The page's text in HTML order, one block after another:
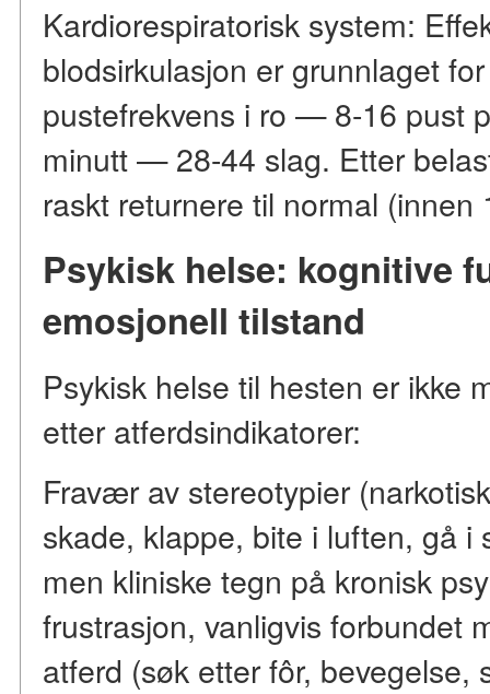
Kardiorespiratorisk system:
blodsirkulasjon er grunnlaget
pustefrekvens i ro — 8-16 pust
minutt — 28-44 slag. Etter
raskt returnere til normal (innen
Psykisk helse: kognitive
emosjonell tilstand
Psykisk helse til hesten er ikke
etter atferdsindikatorer:
Fravær av stereotypier
skade, klappe, bite i luften, gå
men kliniske tegn på kronisk
frustrasjon, vanligvis forbundet
atferd (søk etter fôr, bevegelse,